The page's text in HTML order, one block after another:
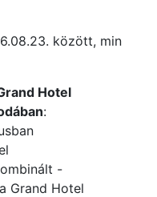
között, min
Hotel
:
-
Grand Hotel